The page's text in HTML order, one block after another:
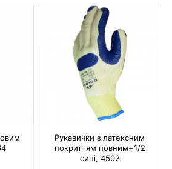
Рукавички з латексним
покриттям повним+1/2
сині, 4502